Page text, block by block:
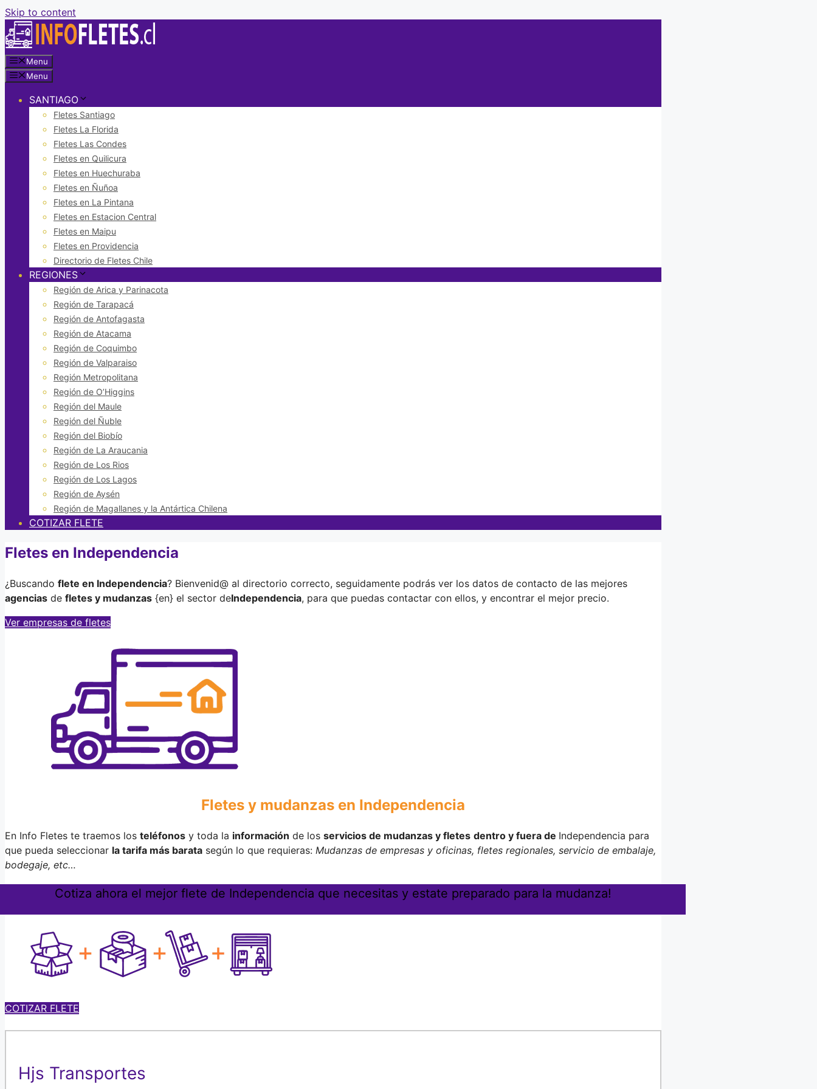
Skip to content
Menu
Menu
SANTIAGO
Fletes Santiago
Fletes La Florida
Fletes Las Condes
Fletes en Quilicura
Fletes en Huechuraba
Fletes en Ñuñoa
Fletes en La Pintana
Fletes en Estacion Central
Fletes en Maipu
Fletes en Providencia
Directorio de Fletes Chile
REGIONES
Región de Arica y Parinacota
Región de Tarapacá
Región de Antofagasta
Región de Atacama
Región de Coquimbo
Región de Valparaiso
Región Metropolitana
Región de O’Higgins
Región del Maule
Región del Ñuble
Región del Biobío
Región de La Araucania
Región de Los Rios
Región de Los Lagos
Región de Aysén
Región de Magallanes y la Antártica Chilena
COTIZAR FLETE
Fletes en Independencia
¿Buscando flete en Independencia? Bienvenid@ al directorio correcto, seguidamente podrás ver los datos de contacto de las mejores
agencias de fletes y mudanzas {en} el sector deIndependencia, para que puedas contactar con ellos, y encontrar el mejor precio.
Ver empresas de fletes
Fletes y mudanzas en Independencia
En Info Fletes te traemos los teléfonos y toda la información de los servicios de mudanzas y fletes dentro y fuera de Independencia para
que pueda seleccionar la tarifa más barata según lo que requieras: Mudanzas de empresas y oficinas, fletes regionales, servicio de embalaje,
bodegaje, etc…
Cotiza ahora el mejor flete de Independencia que necesitas y estate preparado para la mudanza!
COTIZAR FLETE
Hjs Transportes